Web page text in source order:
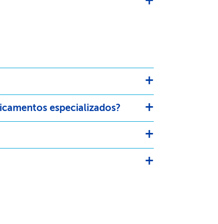
especializados?​​